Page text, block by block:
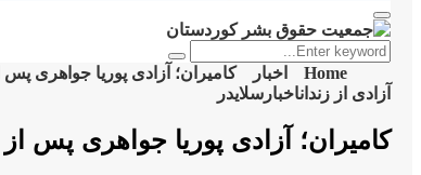
Primary
Menu
Search
for:
Search
Home اخبار
کامیران؛ آزادی پوریا جواهری
آزادی از زنداناخبار سلایدر
کامیران؛ آزادی پوریا جواهری پس